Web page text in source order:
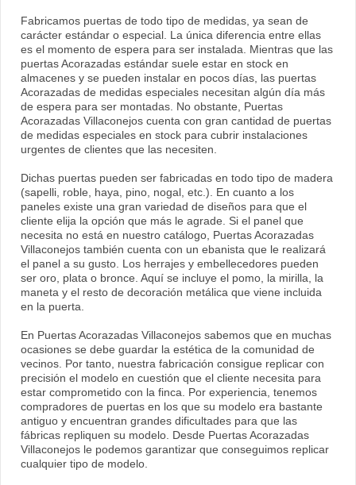
Fabricamos puertas de todo tipo de medidas, ya sean de
carácter estándar o especial. La única diferencia entre ellas
es el momento de espera para ser instalada. Mientras que las
puertas Acorazadas estándar suele estar en stock en
almacenes y se pueden instalar en pocos días, las puertas
Acorazadas de medidas especiales necesitan algún día más
de espera para ser montadas. No obstante, Puertas
Acorazadas Villaconejos cuenta con gran cantidad de puertas
de medidas especiales en stock para cubrir instalaciones
urgentes de clientes que las necesiten.
Dichas puertas pueden ser fabricadas en todo tipo de madera
(sapelli, roble, haya, pino, nogal, etc.). En cuanto a los
paneles existe una gran variedad de diseños para que el
cliente elija la opción que más le agrade. Si el panel que
necesita no está en nuestro catálogo, Puertas Acorazadas
Villaconejos también cuenta con un ebanista que le realizará
el panel a su gusto. Los herrajes y embellecedores pueden
ser oro, plata o bronce. Aquí se incluye el pomo, la mirilla, la
maneta y el resto de decoración metálica que viene incluida
en la puerta.
En Puertas Acorazadas Villaconejos sabemos que en muchas
ocasiones se debe guardar la estética de la comunidad de
vecinos. Por tanto, nuestra fabricación consigue replicar con
precisión el modelo en cuestión que el cliente necesita para
estar comprometido con la finca. Por experiencia, tenemos
compradores de puertas en los que su modelo era bastante
antiguo y encuentran grandes dificultades para que las
fábricas repliquen su modelo. Desde Puertas Acorazadas
Villaconejos le podemos garantizar que conseguimos replicar
cualquier tipo de modelo.